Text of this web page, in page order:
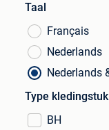
Taal
Français
Nederlands
Nederlands
Type kledingstuk
BH